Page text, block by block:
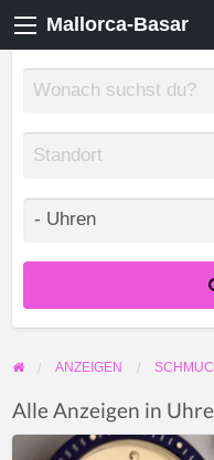
Mallorca-Basar
ANZEIGEN
Alle Anzeigen in
Japan